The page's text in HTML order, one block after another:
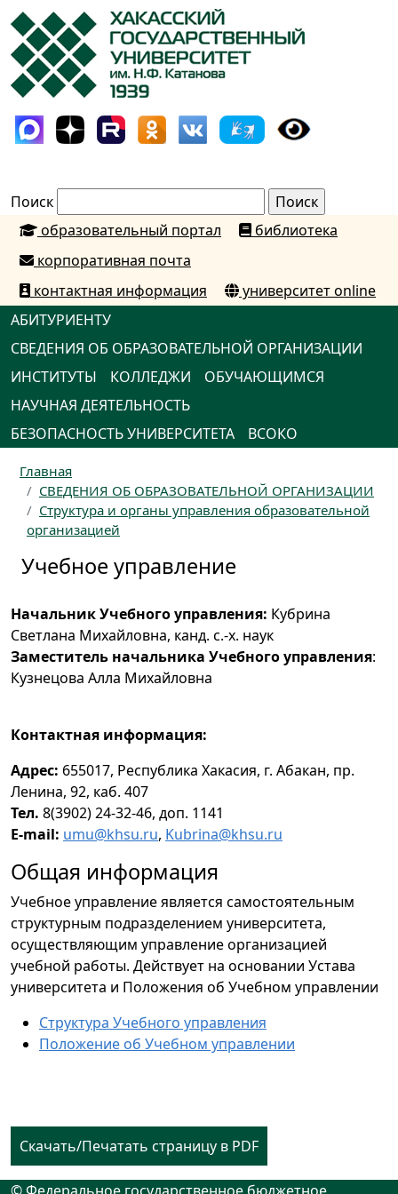
Поиск
образовательный портал
библиотека
корпоративная почта
контактная информация
университет online
АБИТУРИЕНТУ
СВЕДЕНИЯ ОБ ОБРАЗОВАТЕЛЬНОЙ ОРГАНИЗАЦИИ
ИНСТИТУТЫ
КОЛЛЕДЖИ
ОБУЧАЮЩИМСЯ
НАУЧНАЯ ДЕЯТЕЛЬНОСТЬ
БЕЗОПАСНОСТЬ УНИВЕРСИТЕТА
ВСОКО
Главная
СВЕДЕНИЯ ОБ ОБРАЗОВАТЕЛЬНОЙ ОРГАНИЗАЦИИ
Структура и органы управления образовательной
организацией
Учебное управление
Начальник Учебного управления: Кубрина
Светлана Михайловна, канд. с.-х. наук
Заместитель начальника Учебного управления:
Кузнецова Алла Михайловна
Контактная информация:
Адрес: 655017, Республика Хакасия, г. Абакан, пр.
Ленина, 92, каб. 407
Тел. 8(3902) 24-32-46, доп. 1141
E-mail: umu@khsu.ru, Kubrina@khsu.ru
Общая информация
Учебное управление является самостоятельным
структурным подразделением университета,
осуществляющим управление организацией
учебной работы. Действует на основании Устава
университета и Положения об Учебном управлении
Структура Учебного управления
Положение об Учебном управлении
Скачать/Печатать страницу в PDF